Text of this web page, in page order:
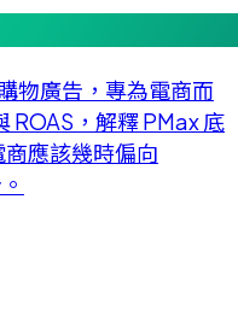
物廣告，專為電商而
ROAS，解釋 PMax 底
應該幾時偏向